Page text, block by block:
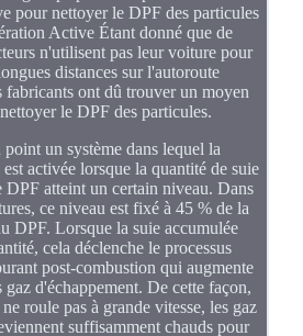
pour nettoyer le DPF des particules
Active Étant donné que de
n'utilisent pas leur voiture pour
distances sur l'autoroute
fabricants ont dû trouver un moyen
le DPF des particules.
un système dans lequel la
activée lorsque la quantité de suie
DPF atteint un certain niveau. Dans
ce niveau est fixé à 45 % de la
DPF. Lorsque la suie accumulée
cela déclenche le processus
post-combustion qui augmente
gaz d'échappement. De cette façon,
roule pas à grande vitesse, les gaz
suffisamment chauds pour